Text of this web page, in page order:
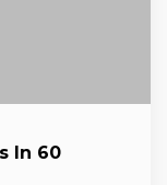
In 60